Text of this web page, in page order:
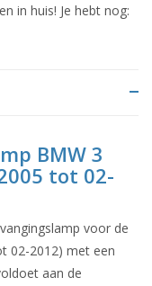
in huis! Je hebt nog:
BMW 3
tot 02-
voor de
02-2012) met een
aan de